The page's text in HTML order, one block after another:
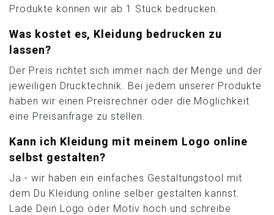
Produkte können wir ab 1 Stück bedrucken.
Was kostet es, Kleidung bedrucken zu
lassen?
Der Preis richtet sich immer nach der Menge und der
jeweiligen Drucktechnik. Bei jedem unserer Produkte
haben wir einen Preisrechner oder die Möglichkeit
eine Preisanfrage zu stellen.
Kann ich Kleidung mit meinem Logo online
selbst gestalten?
Ja - wir haben ein einfaches Gestaltungstool mit
dem Du Kleidung online selber gestalten kannst.
Lade Dein Logo oder Motiv hoch und schreibe